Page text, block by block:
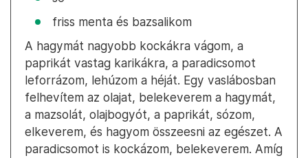
friss menta és bazsalikom
A hagymát nagyobb kockákra vágom, a
paprikát vastag karikákra, a paradicsomot
leforrázom, lehúzom a héját. Egy vaslábosban
felhevítem az olajat, belekeverem a hagymát,
a mazsolát, olajbogyót, a paprikát, sózom,
elkeverem, és hagyom összeesni az egészet. A
paradicsomot is kockázom, belekeverem. Amíg